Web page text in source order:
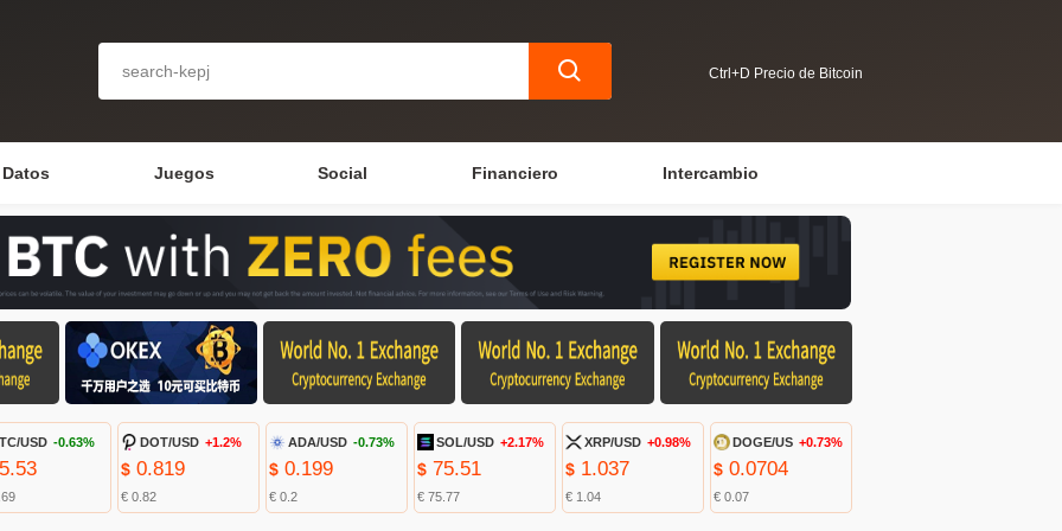
Ctrl+D Precio de Bitcoin
Datos Juegos Social Financiero Intercambio
USD -0.63% DOT/USD +1.2%
$0.819
€ 0.82
ADA/USD -0.73%
$0.199
€ 0.2
SOL/USD +2.17%
$ 75.51
€ 75.77
XRP/USD +0.98%
$ 1.037
€ 1.04
DOGE/US +0.73%
$ 0.0704
€ 0.07